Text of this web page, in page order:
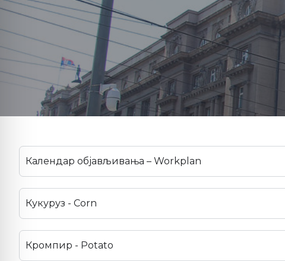
Календар објављивања – Workplan
Кукуруз - Corn
Кромпир - Potato